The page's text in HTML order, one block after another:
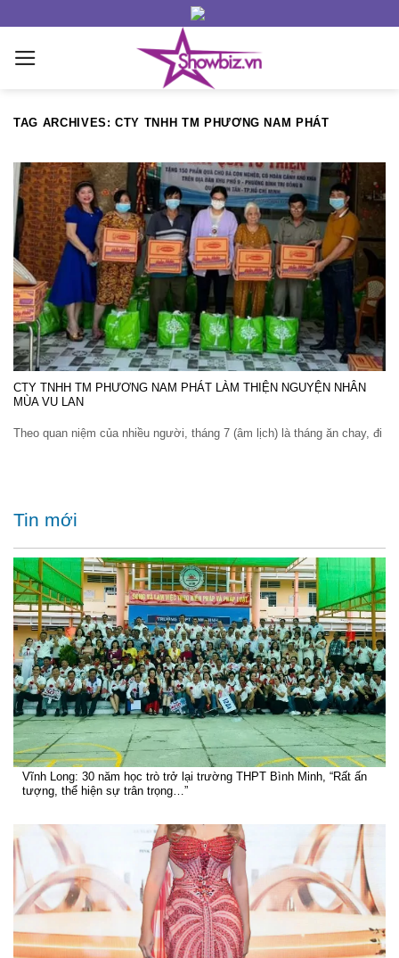
content
TAG ARCHIVES:CTY TNHH TM PHƯƠNG NAM PHÁT
CTY TNHH TM PHƯƠNG NAM PHÁT LÀM THIỆN NGUYỆN NHÂN
MÙA VU LAN
Theo quan niệm của nhiều người, tháng 7 (âm lịch) là tháng ăn chay, đi
Tin mới
Vĩnh Long: 30 năm học trò trở lại trường THPT Bình Minh, “Rất ấn
tượng, thể hiện sự trân trọng…”